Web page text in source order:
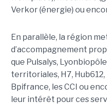
Verkor (énergie) ou
En parallèle, la région
d’accompagnement
que Pulsalys,
territoriales, H7,
Bpifrance, les CCI ou
leur intérêt pour ces